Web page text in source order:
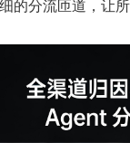
的分流匝道，让